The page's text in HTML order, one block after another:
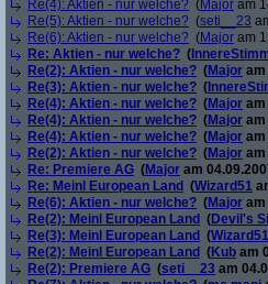
Re(4): Aktien - nur welche? (Major am
Re(5): Aktien - nur welche? (seti__23
Re(6): Aktien - nur welche? (Major am
Re: Aktien - nur welche? (
Re(2): Aktien - nur welche? (Major am
Re(3): Aktien - nur welche? (
Re(4): Aktien - nur welche? (Major am
Re(4): Aktien - nur welche? (Major am
Re(4): Aktien - nur welche? (Major am
Re(2): Aktien - nur welche? (Major am
Re: Premiere AG (Major am
Re: Meinl European Land (Wizard51
Re(6): Aktien - nur welche? (Major am
Re(2): Meinl European Land (Devil's
Re(3): Meinl European Land (Wizard51
Re(2): Meinl European Land (Kub am
Re(2): Premiere AG (seti__23 am